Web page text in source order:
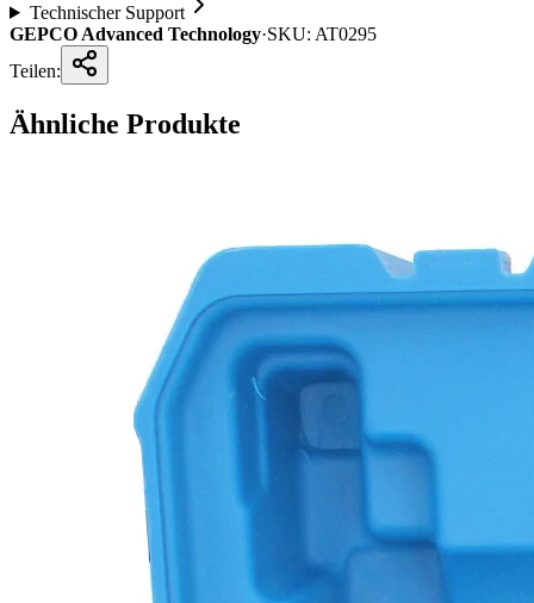
Technischer Support
GEPCO Advanced Technology·SKU: AT0295
Teilen:
Ähnliche Produkte